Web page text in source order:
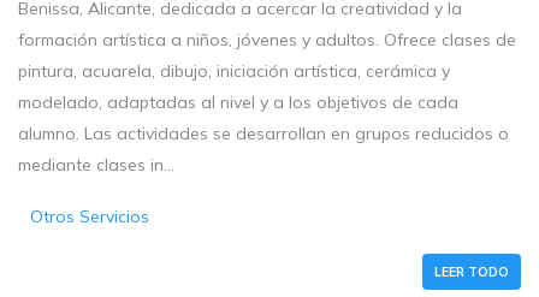
Benissa, Alicante, dedicada a acercar la creatividad y la
formación artística a niños, jóvenes y adultos. Ofrece clases de
pintura, acuarela, dibujo, iniciación artística, cerámica y
modelado, adaptadas al nivel y a los objetivos de cada
alumno. Las actividades se desarrollan en grupos reducidos o
mediante clases in...
Otros Servicios
LEER TODO